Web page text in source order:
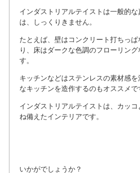
インダストリアルテイストは一般的
は、しっくりきません。
たとえば、壁はコンクリート打ちっ
り、床はダークな色調のフローリン
す。
キッチンなどはステンレスの素材感
なキッチンを造作するのもオススメで
インダストリアルテイストは、カッ
ね備えたインテリアです。
いかがでしょうか？